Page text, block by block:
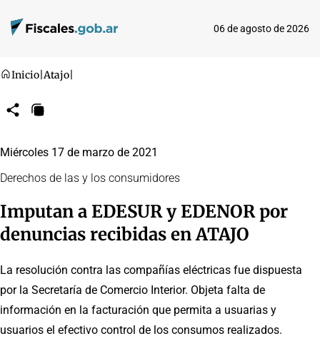
06 de agosto de 2026
Inicio Atajo
CompartirCopiar
Miércoles 17 de marzo de 2021
Derechos de las y los consumidores
Imputan a EDESUR y EDENOR por
denuncias recibidas en ATAJO
La resolución contra las compañías eléctricas fue dispuesta
por la Secretaría de Comercio Interior. Objeta falta de
información en la facturación que permita a usuarias y
usuarios el efectivo control de los consumos realizados.